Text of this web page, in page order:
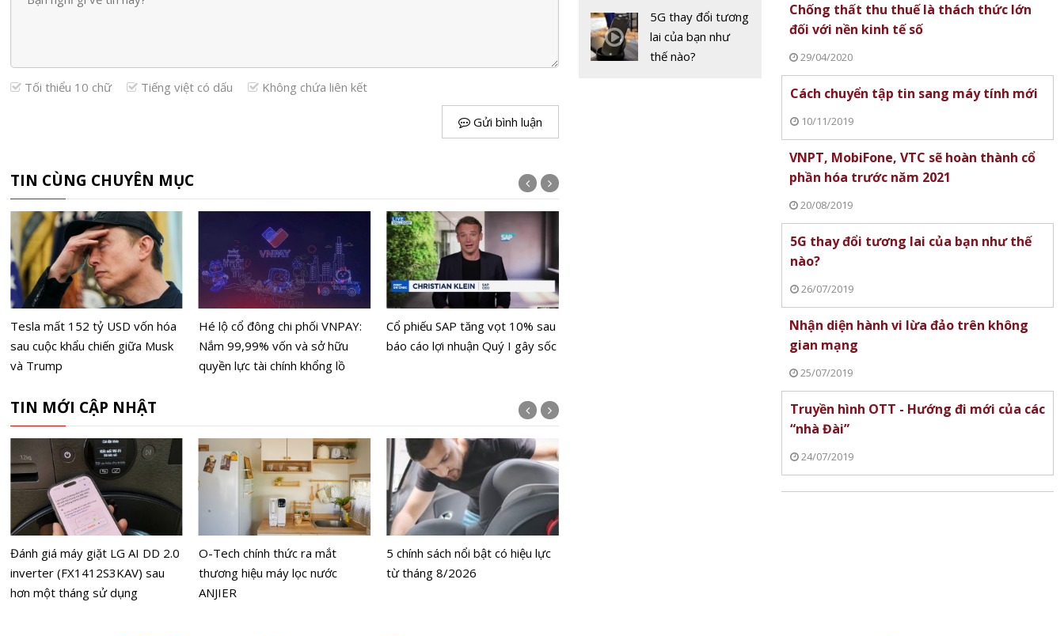
Tối thiểu 10 chữ Tiếng việt có dấu Không chứa liên kết
Gửi bình luận
TIN CÙNG CHUYÊN MỤC
Tesla mất 152 tỷ USD vốn hóa
sau cuộc khẩu chiến giữa Musk
và Trump
Hé lộ cổ đông chi phối VNPAY:
Nắm 99,99% vốn và sở hữu
quyền lực tài chính khổng lồ
Cổ phiếu SAP tăng vọt 10% sau
báo cáo lợi nhuận Quý I gây sốc
Thị Trường chứng khoán châu Á
- Thái Bình Dương biến động
trái chiều
TIN MỚI CẬP NHẬT
Đánh giá máy giặt LG AI DD 2.0
inverter (FX1412S3KAV) sau
hơn một tháng sử dụng
O-Tech chính thức ra mắt
thương hiệu máy lọc nước
ANJIER
5 chính sách nổi bật có hiệu lực
từ tháng 8/2026
sót qua mùa hè
nóng nực
5G thay đổi tương
lai của bạn như
thế nào?
Chống thất thu thuế là thách thức lớn
đối với nền kinh tế số
29/04/2020
Cách chuyển tập tin sang máy tính mới
10/11/2019
VNPT, MobiFone, VTC sẽ hoàn thành cổ
phần hóa trước năm 2021
20/08/2019
5G thay đổi tương lai của bạn như thế
nào?
26/07/2019
Nhận diện hành vi lừa đảo trên không
gian mạng
25/07/2019
Truyền hình OTT - Hướng đi mới của các
“nhà Đài”
24/07/2019